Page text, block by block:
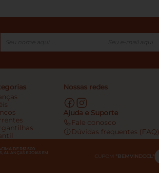
DE R$1.500.
ALIANÇAS E JOIAS EM
CUPOM " BEMVINDOCL"
Nossas redes
Ajuda e Suporte
Fale conosco
Dúvidas frequentes (FAQ)